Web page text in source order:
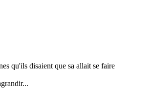
qu'ils disaient que sa allait se faire